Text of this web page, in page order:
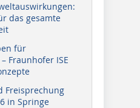
das gesamte
für
Fraunhofer ISE
Freisprechung
in Springe